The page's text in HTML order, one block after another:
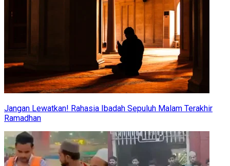
Jangan Lewatkan! Rahasia Ibadah Sepuluh Malam Terakhir
Ramadhan